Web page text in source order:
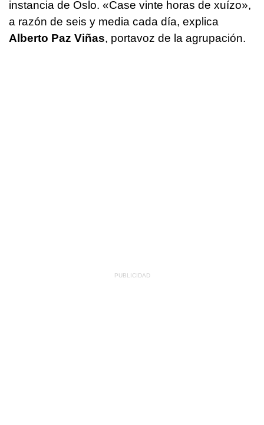
instancia de Oslo. «Case vinte horas de xuízo»,
a razón de seis y media cada día, explica
Alberto Paz Viñas, portavoz de la agrupación.